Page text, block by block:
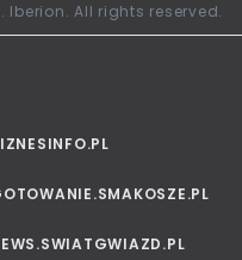
Iberion. All rights reserved.